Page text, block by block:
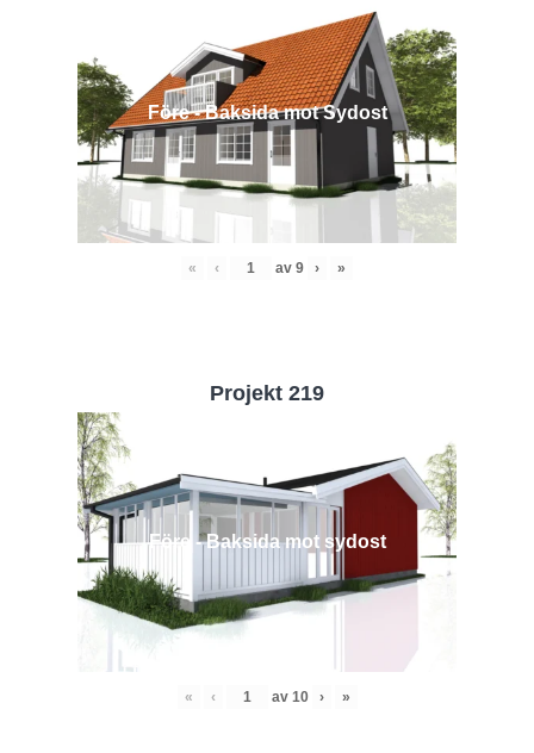
Före - Baksida mot Sydost
« ‹ av 9 › »
Projekt 219
Före - Baksida mot sydost
« ‹ av 10 › »